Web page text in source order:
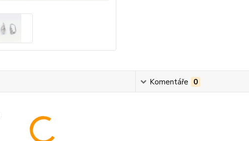
Komentáře 0